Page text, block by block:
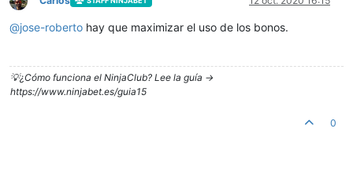
@jose-roberto hay que maximizar el uso de los bonos.
💡¿Cómo funciona el NinjaClub? Lee la guía ->
https://www.ninjabet.es/guia15
0